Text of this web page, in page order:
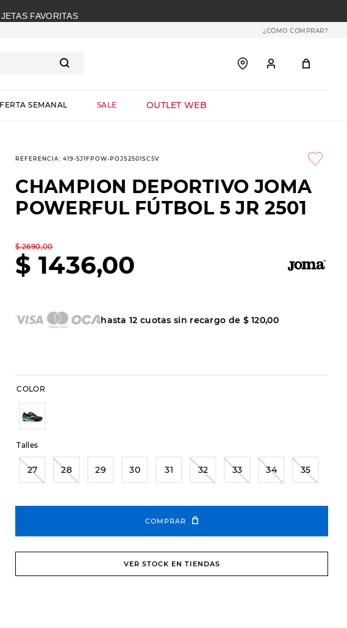
FAVORITAS
¿CÓMO COMPRAR?
SEMANAL SALE OUTLET WEB
REFERENCIA:419-5J1FPOW-POJS2501SC5V
CHAMPION DEPORTIVO JOMA
POWERFUL FÚTBOL 5 JR 2501
$ 2690,00
$ 1436,00
hasta12 cuotas sin recargo de $ 120,00
COLOR
Talles
27 28 29 30 31 32 33 34 35
COMPRAR
VER STOCK EN TIENDAS